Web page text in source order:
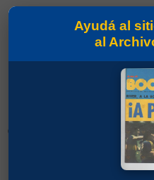
01/06/2023
Arsenal 1 - Boca 0
Ayudá al
al